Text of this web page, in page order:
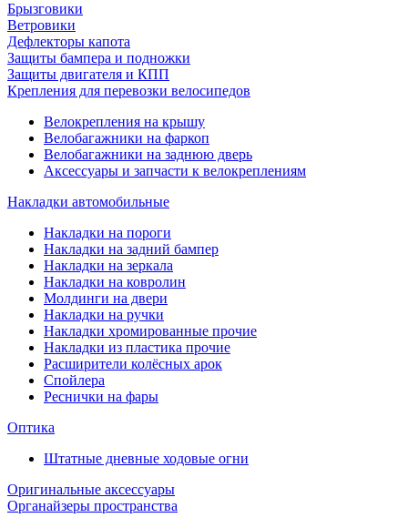
Брызговики
Ветровики
Дефлекторы капота
Защиты бампера и подножки
Защиты двигателя и КПП
Крепления для перевозки велосипедов
Велокрепления на крышу
Велобагажники на фаркоп
Велобагажники на заднюю дверь
Аксессуары и запчасти к велокреплениям
Накладки автомобильные
Накладки на пороги
Накладки на задний бампер
Накладки на зеркала
Накладки на ковролин
Молдинги на двери
Накладки на ручки
Накладки хромированные прочие
Накладки из пластика прочие
Расширители колёсных арок
Спойлера
Реснички на фары
Оптика
Штатные дневные ходовые огни
Оригинальные аксессуары
Органайзеры пространства